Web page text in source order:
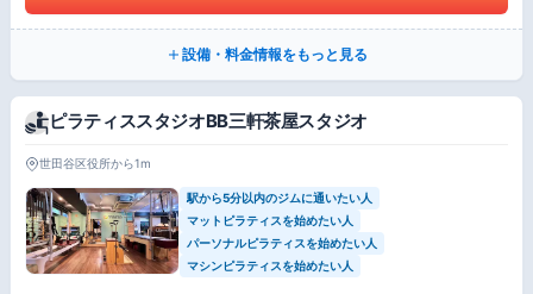
設備・料金情報をもっと見る
ピラティススタジオBB三軒茶屋スタジオ
世田谷区役所から1m
駅から5分以内のジムに通いたい人
マットピラティスを始めたい人
パーソナルピラティスを始めたい人
マシンピラティスを始めたい人